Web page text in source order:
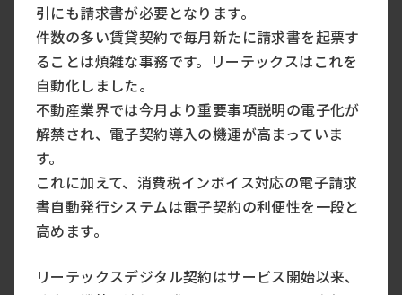
引にも請求書が必要となります。
件数の多い賃貸契約で毎月新たに請求書を起票す
ることは煩雑な事務です。リーテックスはこれを
自動化しました。
不動産業界では今月より重要事項説明の電子化が
解禁され、電子契約導入の機運が高まっていま
す。
これに加えて、消費税インボイス対応の電子請求
書自動発行システムは電子契約の利便性を一段と
高めます。
リーテックスデジタル契約はサービス開始以来、